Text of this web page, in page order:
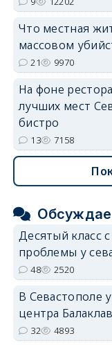
Что местная
массовом
21 9970
На фоне
лучших мест
бистро
13 7158
Десятый класс
проблемы у
48 2520
В Севастополе
центра
32 4893